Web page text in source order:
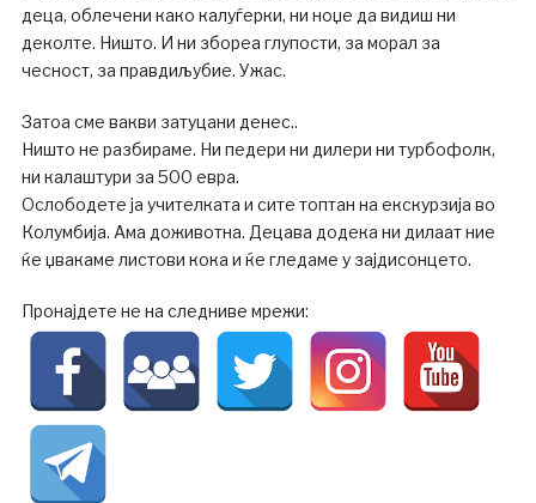
деца, облечени како калуѓерки, ни ноџе да видиш ни
деколте. Ништо. И ни збореа глупости, за морал за
чесност, за правдиљубие. Ужас.
Затоа сме вакви затуцани денес..
Ништо не разбираме. Ни педери ни дилери ни турбофолк,
ни калаштури за 500 евра.
Ослободете ја учителката и сите топтан на екскурзија во
Колумбија. Ама доживотна. Децава додека ни дилаат ние
ќе џвакаме листови кока и ќе гледаме у зајдисонцето.
Пронајдете не на следниве мрежи: